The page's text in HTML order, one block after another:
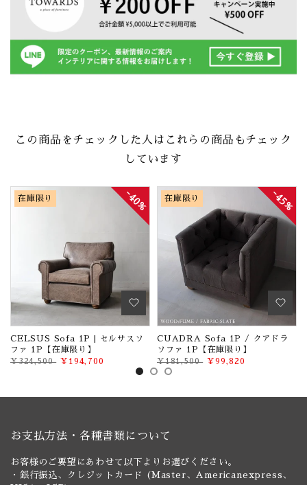
この商品をチェックした人はこれらの商品もチェック
しています
40%
在庫限り
CELSUS Sofa 1P | セルサスソ
ファ 1P【在庫限り】
¥324,500 ¥194,700
45%
在庫限り
CUADRA Sofa 1P / クアドラ
ソファ 1P【在庫限り】
¥181,500 ¥99,820
お支払方法・各種書類について
お客様のご要望にあわせて以下よりお選びください。
・銀行振込、クレジットカード (Master、Americanexpress、